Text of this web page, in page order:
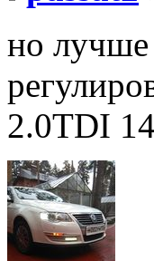
но лучше
2.0TDI